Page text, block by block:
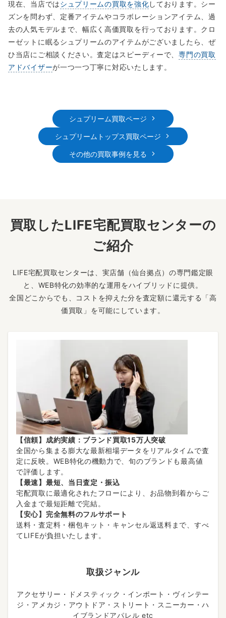
現在、当店ではシュプリームの買取を強化しております。シー
ズンを問わず、定番アイテムやコラボレーションアイテム、過
去の人気モデルまで、幅広く高価買取を行っております。クロ
ーゼットに眠るシュプリームのアイテムがございましたら、ぜ
ひ当店にご相談ください。査定はスピーディーで、専門の買取
アドバイザーが一つ一つ丁寧に対応いたします。
シュプリーム買取ページ
シュプリームトップス買取ページ
その他の買取事例を見る
買取したLIFE宅配買取センターの
ご紹介
LIFE宅配買取センターは、実店舗（仙台拠点）の専門鑑定眼
と、WEB特化の効率的な運用をハイブリッドに提供。
全国どこからでも、コストを抑えた分を査定額に還元する「高
価買取」を可能にしています。
【信頼】成約実績：ブランド買取15万人突破
全国から集まる膨大な最新相場データをリアルタイムで査
定に反映。WEB特化の機動力で、旬のブランドも最高値
で評価します。
【最速】最短、当日査定・振込
宅配買取に最適化されたフローにより、お品物到着からご
入金まで最短距離で完結。
【安心】完全無料のフルサポート
送料・査定料・梱包キット・キャンセル返送料まで、すべ
てLIFEが負担いたします。
取扱ジャンル
アクセサリー・ドメスティック・インポート・ヴィンテー
ジ・アメカジ・アウトドア・ストリート・スニーカー・ハ
イブランドアパレル etc